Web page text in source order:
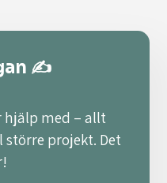
✍️
hjälp med – allt
projekt. Det